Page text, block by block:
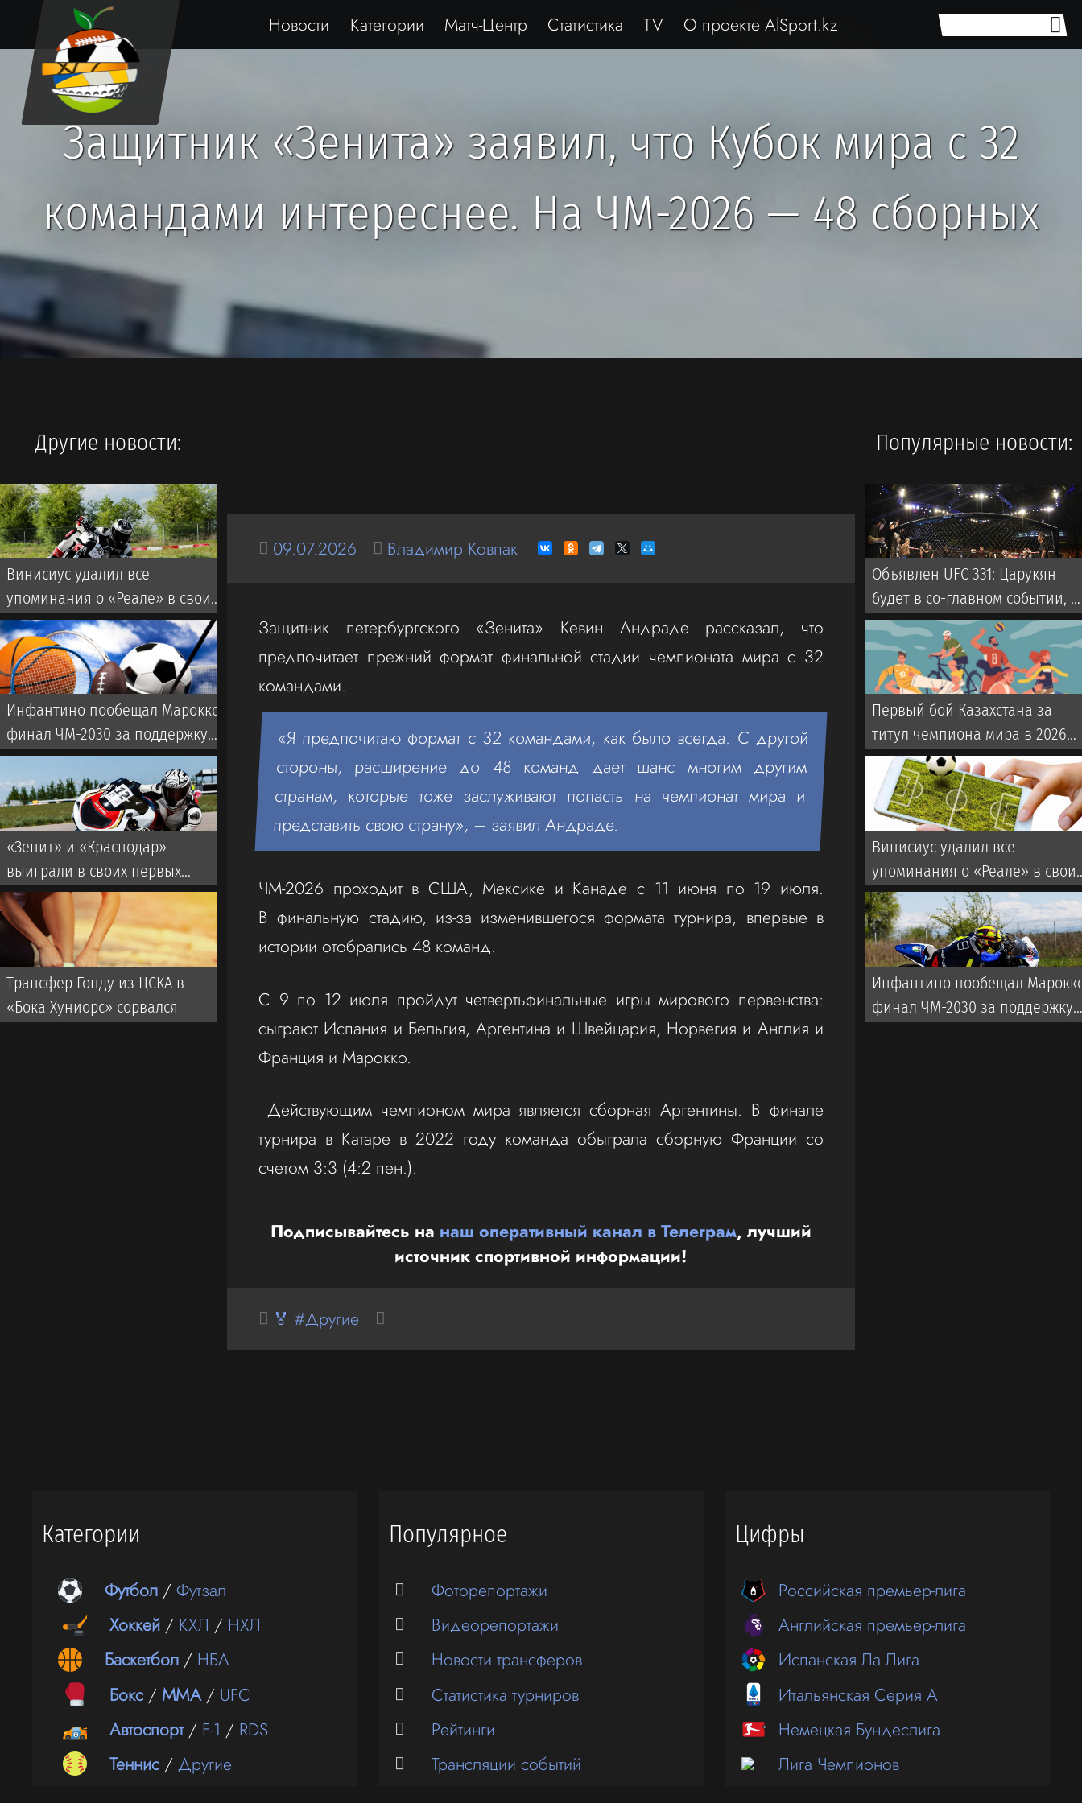
Новости Категории Матч-Центр Статистика TV О проекте AlSport.kz
Защитник «Зенита» заявил, что Кубок мира с 32
командами интереснее. На ЧМ-2026 — 48 сборных
09.07.2026 Владимир Ковпак
Защитник петербургского «Зенита» Кевин Андраде рассказал, что
предпочитает прежний формат финальной стадии чемпионата мира с 32
командами.
«Я предпочитаю формат с 32 командами, как было всегда. С другой
стороны, расширение до 48 команд дает шанс многим другим
странам, которые тоже заслуживают попасть на чемпионат мира и
представить свою страну», – заявил Андраде.
ЧМ‑2026 проходит в США, Мексике и Канаде с 11 июня по 19 июля.
В финальную стадию, из-за изменившегося формата турнира, впервые в
истории отобрались 48 команд.
С 9 по 12 июля пройдут четвертьфинальные игры мирового первенства:
сыграют Испания и Бельгия, Аргентина и Швейцария, Норвегия и Англия и
Франция и Марокко.
Действующим чемпионом мира является сборная Аргентины. В финале
турнира в Катаре в 2022 году команда обыграла сборную Франции со
счетом 3:3 (4:2 пен.).
Подписывайтесь на наш оперативный канал в Телеграм, лучший
источник спортивной информации!
🏅 #Другие
Другие новости:
Винисиус удалил все
упоминания о «Реале» в своих
соцсетях
Инфантино пообещал Марокко
финал ЧМ-2030 за поддержку
его кандидатуры
«Зенит» и «Краснодар»
выиграли в своих первых
матчах Кубка России
Трансфер Гонду из ЦСКА в
«Бока Хуниорс» сорвался
Популярные новости:
Объявлен UFC 331: Царукян
будет в со-главном событии,
не против Оливейры
Первый бой Казахстана за
титул чемпиона мира в 2026
году: где, когда и что за
боксер?
Винисиус удалил все
упоминания о «Реале» в
соцсетях
Инфантино пообещал
финал ЧМ-2030 за поддержку
Категории
Футбол /Футзал
Хоккей / КХЛ / НХЛ
Баскетбол / НБА
Бокс / ММА/ UFC
Автоспорт/ F-1 / RDS
Теннис /Другие
Популярное
Фоторепортажи
Видеорепортажи
Новости трансферов
Статистика турниров
Рейтинги
Трансляции событий
Цифры
Российская премьер-лига
Английская премьер-лига
Испанская Ла Лига
Итальянская Серия А
Немецкая Бундеслига
Лига Чемпионов